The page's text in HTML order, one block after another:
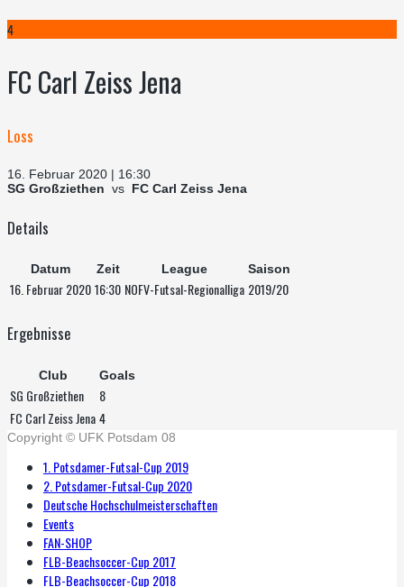
4
FC Carl Zeiss Jena
Loss
16. Februar 2020 | 16:30
SG Großziethen vs FC Carl Zeiss Jena
Details
Datum Zeit League Saison
16. Februar 202016:30 NOFV-Futsal-Regionalliga 2019/20
Ergebnisse
Club Goals
SG Großziethen
8
FC Carl Zeiss Jena4
Copyright © UFK Potsdam 08
1. Potsdamer-Futsal-Cup 2019
2. Potsdamer-Futsal-Cup 2020
Deutsche Hochschulmeisterschaften
Events
FAN-SHOP
FLB-Beachsoccer-Cup 2017
FLB-Beachsoccer-Cup 2018